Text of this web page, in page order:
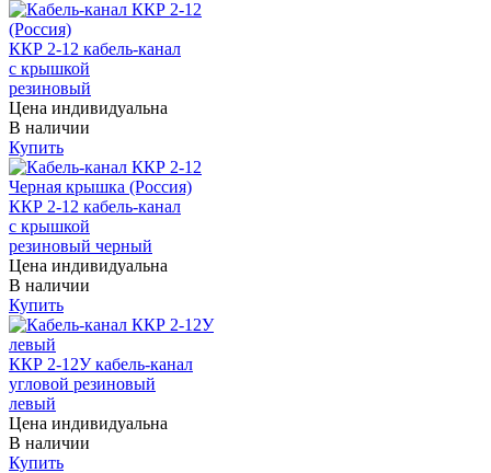
ККР 2-12 кабель-канал
с крышкой
резиновый
Цена индивидуальна
В наличии
Купить
ККР 2-12 кабель-канал
с крышкой
резиновый черный
Цена индивидуальна
В наличии
Купить
ККР 2-12У кабель-канал
угловой резиновый
левый
Цена индивидуальна
В наличии
Купить